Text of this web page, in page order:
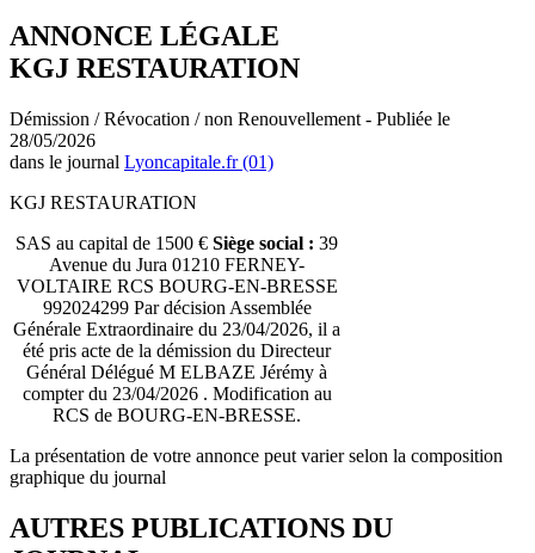
ANNONCE LÉGALE
KGJ RESTAURATION
Démission / Révocation / non Renouvellement - Publiée le
28/05/2026
dans le journal Lyoncapitale.fr (01)
KGJ RESTAURATION
SAS au capital de 1500 € Siège social : 39
Avenue du Jura 01210 FERNEY-
VOLTAIRE RCS BOURG-EN-BRESSE
992024299 Par décision Assemblée
Générale Extraordinaire du 23/04/2026, il a
été pris acte de la démission du Directeur
Général Délégué M ELBAZE Jérémy à
compter du 23/04/2026 . Modification au
RCS de BOURG-EN-BRESSE.
La présentation de votre annonce peut varier selon la composition
graphique du journal
AUTRES PUBLICATIONS DU